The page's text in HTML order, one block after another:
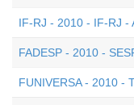
IF-RJ - 2010 - IF-RJ -
FADESP - 2010 -
FUNIVERSA - 2010 -